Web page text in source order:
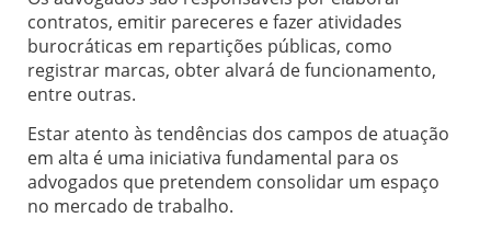
contratos, emitir pareceres e fazer atividades
burocráticas em repartições públicas, como
registrar marcas, obter alvará de funcionamento,
entre outras.
Estar atento às tendências dos campos de atuação
em alta é uma iniciativa fundamental para os
advogados que pretendem consolidar um espaço
no mercado de trabalho.